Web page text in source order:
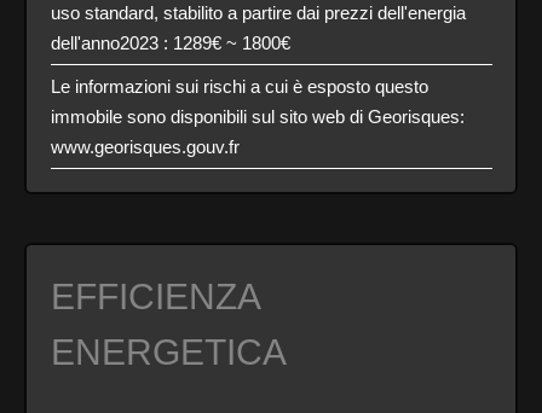
uso standard, stabilito a partire dai prezzi dell'energia
dell'anno2023 : 1289€ ~ 1800€
Le informazioni sui rischi a cui è esposto questo
immobile sono disponibili sul sito web di Georisques:
www.georisques.gouv.fr
EFFICIENZA
ENERGETICA